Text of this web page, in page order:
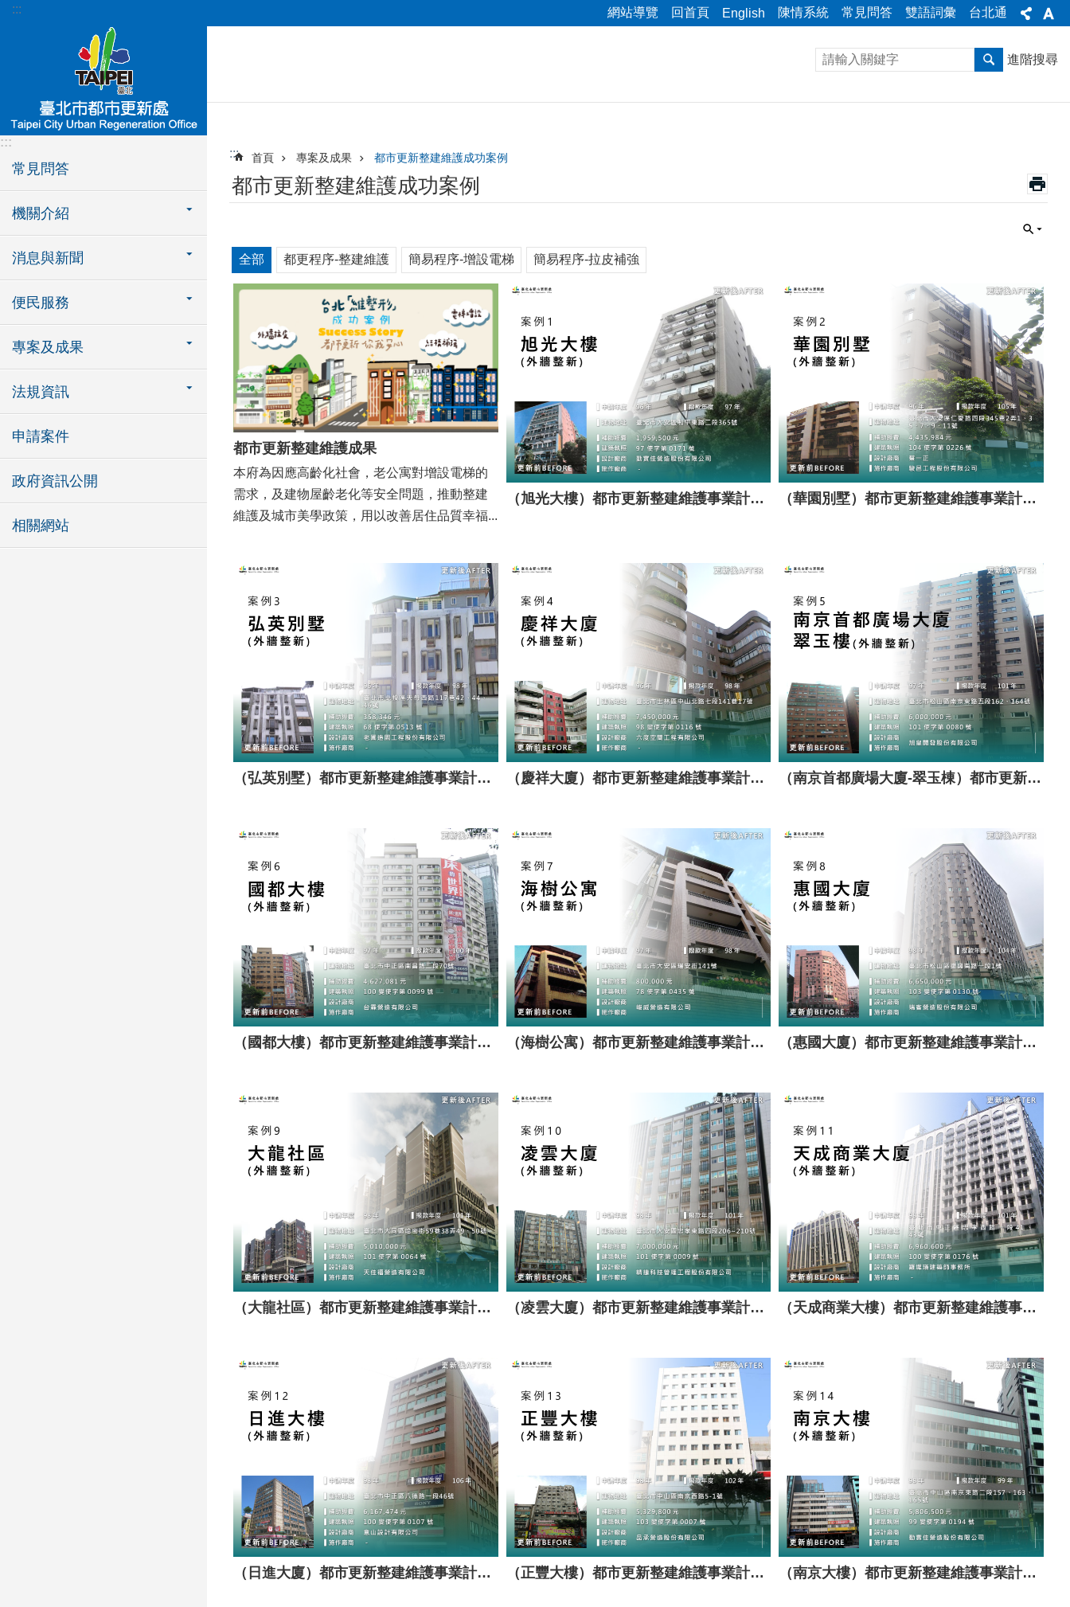
跳到主要內容區塊
::: 網站導覽 回首頁 English 陳情系統 常見問答 雙語詞彙 台北通
:::
常見問答
機關介紹
消息與新聞
便民服務
專案及成果
法規資訊
申請案件
政府資訊公開
相關網站
進階搜尋
::: 首頁 專案及成果 都市更新整建維護成功案例
都市更新整建維護成功案例
全部 都更程序-整建維護 簡易程序-增設電梯 簡易程序-拉皮補強
都市更新整建維護成果
本府為因應高齡化社會，老公寓對增設電梯的
需求，及建物屋齡老化等安全問題，推動整建
維護及城市美學政策，用以改善居住品質幸福...
（旭光大樓）都市更新整建維護事業計畫案（套餐A） （華園別墅）都市更新整建維護事業計畫案（套餐A）
（弘英別墅）都市更新整建維護事業計畫案（套餐A） （慶祥大廈）都市更新整建維護事業計畫案（套餐A） （南京首都廣場大廈-翠玉棟）都市更新整建維護事業計畫案（套餐A）
（國都大樓）都市更新整建維護事業計畫案（套餐A） （海樹公寓）都市更新整建維護事業計畫案（套餐A） （惠國大廈）都市更新整建維護事業計畫案（套餐A）
（大龍社區）都市更新整建維護事業計畫案（套餐A） （凌雲大廈）都市更新整建維護事業計畫案（套餐A） （天成商業大樓）都市更新整建維護事業計畫案（套餐A）
（日進大廈）都市更新整建維護事業計畫案（套餐A） （正豐大樓）都市更新整建維護事業計畫案（套餐A） （南京大樓）都市更新整建維護事業計畫案（套餐A）